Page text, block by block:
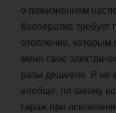
о пожизненном
Кооператив требует
отопление, которым
меня свое
разы дешевле. Я не
вообще, по закону
гараж при